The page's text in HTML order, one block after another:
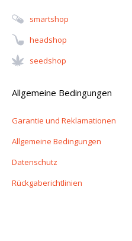
Smartshop
Headshop
Seedshop
Allgemeine Bedingungen
Garantie und Reklamationen
Allgemeine Bedingungen
Datenschutz
Rückgaberichtlinien